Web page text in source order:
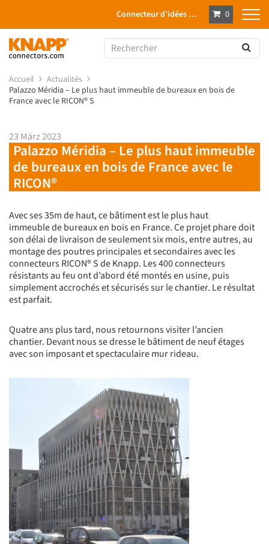
Connecteur d’idées … 0
Accueil
Actualités
Palazzo Méridia – Le plus haut immeuble de bureaux en bois de
France avec le RICON® S
23 März 2023
Palazzo Méridia – Le plus haut immeuble
de bureaux en bois de France avec le
RICON®
Avec ses 35m de haut, ce bâtiment est le plus haut
immeuble de bureaux en bois en France. Ce projet phare doit
son délai de livraison de seulement six mois, entre autres, au
montage des poutres principales et secondaires avec les
connecteurs RICON® S de Knapp. Les 400 connecteurs
résistants au feu ont d’abord été montés en usine, puis
simplement accrochés et sécurisés sur le chantier. Le résultat
est parfait.
Quatre ans plus tard, nous retournons visiter l’ancien
chantier. Devant nous se dresse le bâtiment de neuf étages
avec son imposant et spectaculaire mur rideau.